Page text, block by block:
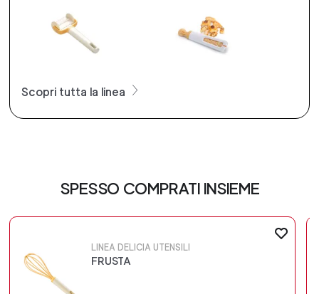
Scopri tutta la linea
SPESSO COMPRATI INSIEME
LINEA DELICIA UTENSILI
FRUSTA